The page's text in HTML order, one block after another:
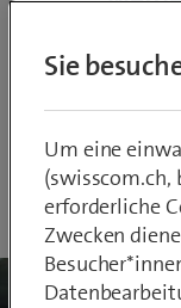
Von
19.
Sie
Um eine
erforderliche
Zwecken